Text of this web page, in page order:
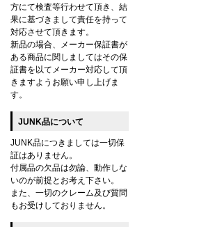
方にて検査等行わせて頂き、結
果に基づきまして責任を持って
対応させて頂きます。
新品の場合、メーカー保証書が
ある商品に関しましてはその保
証書を以てメーカー対応して頂
きますようお願い申し上げま
す。
JUNK品について
JUNK品につきましては一切保
証はありません。
付属品の欠品は勿論、動作しな
いのが前提とお考え下さい。
また、一切のクレーム及び質問
もお受けしておりません。